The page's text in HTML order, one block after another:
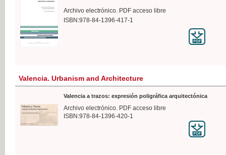
Archivo electrónico. PDF acceso libre
ISBN:978-84-1396-417-1
Valencia. Urbanism and Architecture
Valencia a trazos: expresión poligráfica arquitectónica
Archivo electrónico. PDF acceso libre
ISBN:978-84-1396-420-1